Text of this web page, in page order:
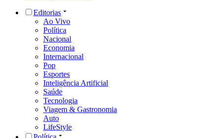
Editorias
Ao Vivo
Política
Nacional
Economia
Internacional
Pop
Esportes
Inteligência Artificial
Saúde
Tecnologia
Viagem & Gastronomia
Auto
LifeStyle